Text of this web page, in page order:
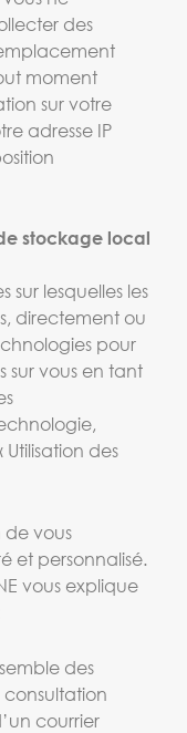
des
moment
sur votre
adresse IP
stockage local
sur lesquelles les
directement ou
pour
sur vous en tant
des
de vous
et personnalisé.
vous explique
des
consultation
courrier